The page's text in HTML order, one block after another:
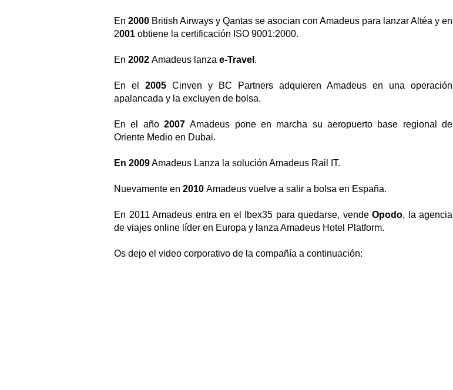
En 2000 British Airways y Qantas se asocian con Amadeus para lanzar Altéa y en
2001 obtiene la certificación ISO 9001:2000.
En 2002 Amadeus lanza e-Travel .
En el 2005 Cinven y BC Partners adquieren Amadeus en una operación
apalancada y la excluyen de bolsa.
En el año 2007Amadeus pone en marcha su aeropuerto base regional de
Oriente Medio en Dubai.
En 2009Amadeus Lanza la solución Amadeus Rail IT.
Nuevamente en 2010 Amadeus vuelve a salir a bolsa en España.
En 2011 Amadeus entra en el Ibex35 para quedarse, vende Opodo, la agencia
de viajes online líder en Europa y lanza Amadeus Hotel Platform.
Os dejo el video corporativo de la compañía a continuación: